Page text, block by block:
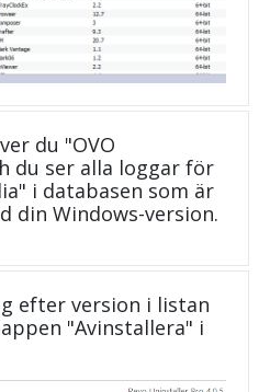
du "OVO
du ser alla loggar för
i databasen som är
din Windows-version.
efter version i listan
"Avinstallera" i